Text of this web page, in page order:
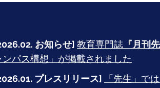
お知らせ] 教育専門誌 『月刊
ンパス構想」が掲載されました
プレスリリース]
「先生」で